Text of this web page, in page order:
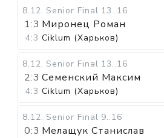
8.12. Senior Final 13..16
1:3 Миронец Роман
4:3 Ciklum (Харьков)
8.12. Senior Final 13..16
2:3 Семенский Максим
4:3 Ciklum (Харьков)
8.12. Senior Final 9..16
0:3 Мелащук Станислав